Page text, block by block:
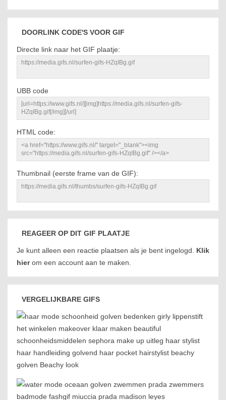
DOORLINK CODE'S VOOR GIF
Directe link naar het GIF plaatje:
UBB code
HTML code:
Thumbnail (eerste frame van de GIF):
REAGEER OP DIT GIF PLAATJE
Je kunt alleen een reactie plaatsen als je bent ingelogd. Klik
hierom een account aan te maken.
VERGELIJKBARE GIFS